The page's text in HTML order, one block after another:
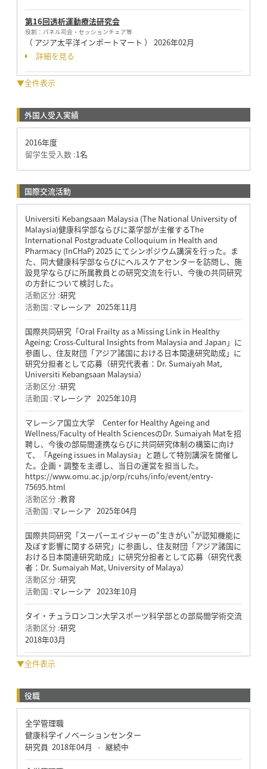
第16回透析運動療法研究会
役割： パネル司会・セッションチェア等
（ アジア太平洋インポートマート ） 2026年02月
詳細を見る
▼全件表示
外国人受入実績
2016年度
留学生受入数 :1名
国際交流活動
Universiti Kebangsaan Malaysia (The National University of
Malaysia)健康科学部ならびに薬学部が主催するThe
International Postgraduate Colloquium in Health and
Pharmacy (InCHaP) 2025 にてシンポジウム講演を行った。ま
た、同大健康科学部ならびにヘルスケアセンターを訪問し、施
設見学ならびに所属教員との研究交流を行い、今後の共同研究
の方針について検討した。
活動区分 :研究
活動国 :マレーシア 2025年11月
国際共同研究「Oral Frailty as a Missing Link in Healthy
Ageing: Cross-Cultural Insights from Malaysia and Japan」に
参画し、住友財団「アジア諸国における日本関連研究助成」に
研究分担者として応募（研究代表者：Dr. Sumaiyah Mat,
Universiti Kebangsaan Malaysia）
活動区分 :研究
活動国 :マレーシア 2025年10月
マレーシア国立大学 Center for Healthy Ageing and
Wellness/Faculty of Health SciencesのDr. Sumaiyah Matを招
聘し、今後の部局間連携ならびに共同研究体制の構築に向け
て、「Ageing issues in Malaysia」と題して特別講演を開催し
た。企画・調整を主導し、当日の運営を担当した。
https://www.omu.ac.jp/orp/rcuhs/info/event/entry-
75695.html
活動区分 :教育
活動国 :マレーシア 2025年04月
国際共同研究「スーパーエイジャーの“生きがい”が認知機能に
及ぼす影響に関する研究」に参画し、住友財団「アジア諸国に
おける日本関連研究助成」に研究分担者として応募（研究代表
者：Dr. Sumaiyah Mat, University of Malaya）
活動区分 :研究
活動国 :マレーシア 2023年10月
タイ・チュラロンコン大学スポーツ科学部との部局間学術交流
活動区分 :研究
2018年03月
▼全件表示
役職
全学管理職
健康科学イノベーションセンター
研究員 2018年04月 - 継続中